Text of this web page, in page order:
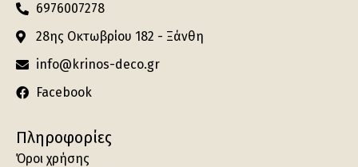
6976007278
28ης Οκτωβρίου 182 - Ξάνθη
info@krinos-deco.gr
Facebook
Πληροφορίες
Όροι χρήσης